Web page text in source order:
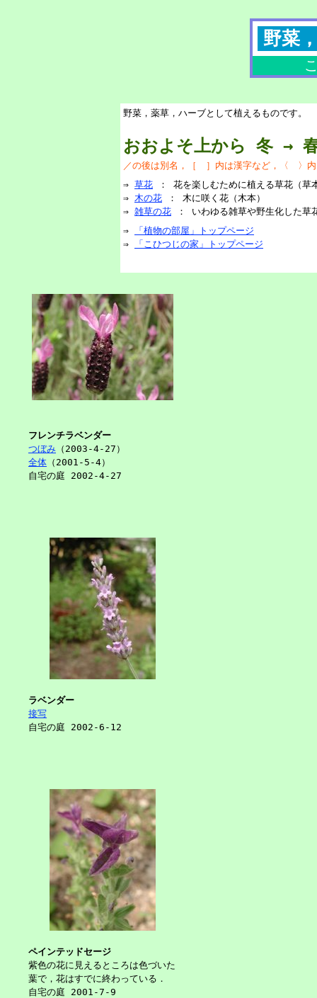
野菜
野菜，薬草，ハーブとして植えるものです。
おおよそ上から 冬 →
／の後は別名，［ ］内は漢字など，〈 〉内
⇒ 草花 ： 花を楽しむために植える草花（草
⇒ 木の花 ： 木に咲く花（木本）
⇒ 雑草の花 ： いわゆる雑草や野生化した草
⇒
「植物の部屋」トップページ
⇒
「こひつじの家」トップページ
フレンチラベンダー
つぼみ （2003-4-27）
全体 （2001-5-4）
自宅の庭 2002-4-27
ラベンダー
接写
自宅の庭 2002-6-12
ペインテッドセージ
紫色の花に見えるところは色づいた
葉で，花はすでに終わっている．
自宅の庭 2001-7-9